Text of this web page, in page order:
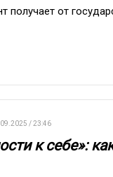
получает от
/ 23:46
к себе»: